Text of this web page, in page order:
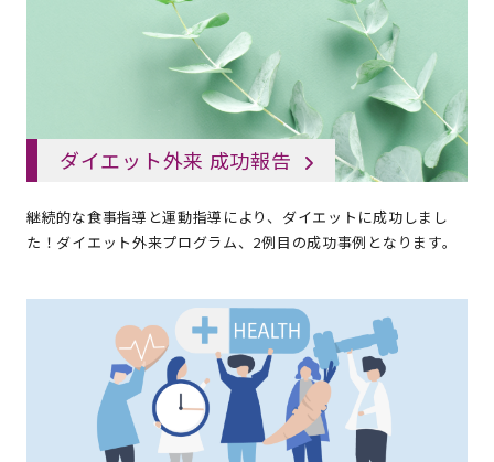
ダイエット外来 成功報告
継続的な食事指導と運動指導により、ダイエットに成功しまし
た！ダイエット外来プログラム、2例目の成功事例となります。